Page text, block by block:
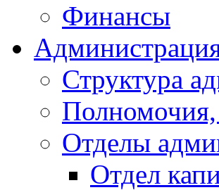
Финансы
Структура
Отделы
Отдел